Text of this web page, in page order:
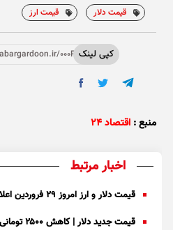
قیمت دلار قیمت ارز
کپی لینک000P4k
منبع : اقتصاد ۲۴
اخبار مرتبط
قیمت دلار و ارز امروز ۲۹ فروردین اعلام شد
قیمت جدید دلار | کاهش ۲۵۰۰ تومانی